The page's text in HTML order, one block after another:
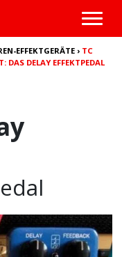
EFFEKTGERÄTE › TC
DAS DELAY EFFEKTPEDAL